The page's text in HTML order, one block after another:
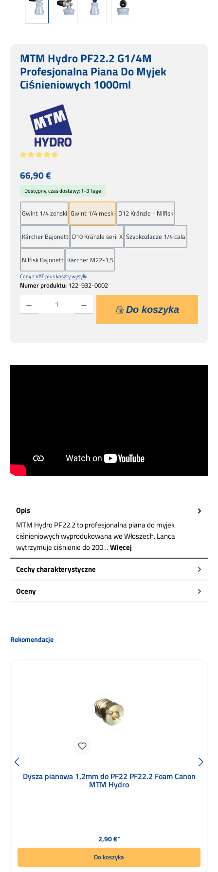
MTM Hydro PF22.2 G1/4M
Profesjonalna Piana Do Myjek
Ciśnieniowych 1000ml
Cena regularna:
66,90 €
Ceny z VAT plus koszty wysyłki
Numer produktu: 122-932-0002
Dostępny, czas dostawy: 1-3 Tage
Gwint 1/4 zenski Gwint 1/4 meski D12 Kränzle - Nilfisk
Kärcher Bajonett D10 Kränzle serii X Szybkozlacze 1/4 cala
Nilfisk Bajonett Kärcher M22-1,5
Do koszyka
Opis
MTM Hydro PF22.2 to profesjonalna piana do myjek
ciśnieniowych wyprodukowana we Włoszech. Lanca
wytrzymuje ciśnienie do 200…Więcej
Cechy charakterystyczne
Oceny
Pomiń galerię produktów
Rekomendacje
Dysza pianowa 1,2mm do PF22 PF22.2 Foam Canon
MTM Hydro
Cena regularna:
2,90 €*
Do koszyka